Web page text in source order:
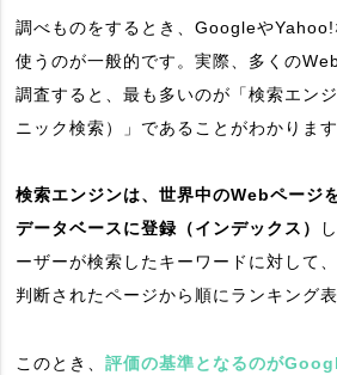
調べものをするとき、Googleや
使うのが一般的です。実際、多くの
調査すると、最も多いのが「検索エン
ニック検索）」であることがわかります
検索エンジンは、世界中のWebページ
データベースに登録（インデックス）
ーザーが検索したキーワードに対して
判断されたページから順にランキング
このとき、評価の基準となるのが